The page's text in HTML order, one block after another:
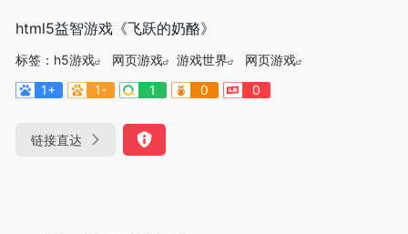
html5益智游戏《飞跃的奶酪》
标签： h5游戏 网页游戏 游戏世界
网页游戏
1+
1- 1 0 0
链接直达